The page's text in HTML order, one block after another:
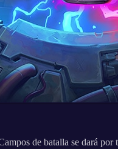
de batalla se dará